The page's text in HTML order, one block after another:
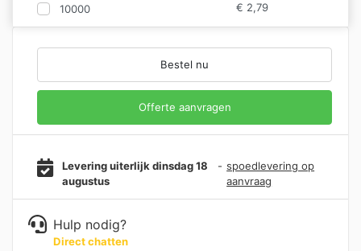
10000 € 2,79
Bestel nu
Offerte aanvragen
Levering uiterlijk dinsdag 18
augustus
- spoedlevering op
aanvraag
Hulp nodig?
Direct chatten